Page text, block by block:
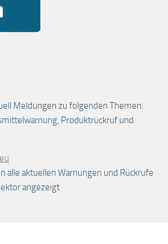
Meldungen zu folgenden Themen:
Produktrückruf und
alle aktuellen Warnungen und Rückrufe
angezeigt